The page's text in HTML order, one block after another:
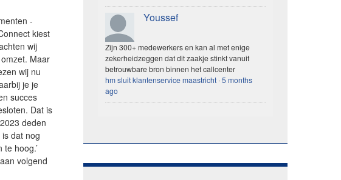
-
kiest
wij
Maar
wij nu
je je
succes
Dat is
deden
dat nog
hoog.’
volgend
Youssef
Zijn 300+ medewerkers en kan al met enige
zekerheidzeggen dat dit zaakje stinkt vanuit
betrouwbare bron binnen het callcenter
hm sluit klantenservice maastricht ·5 months
ago